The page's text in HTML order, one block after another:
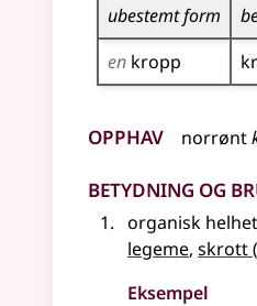
ubestemt form
en kropp
Opphav norrønt
Betydning og
organisk
legeme, skrott
Eksempel